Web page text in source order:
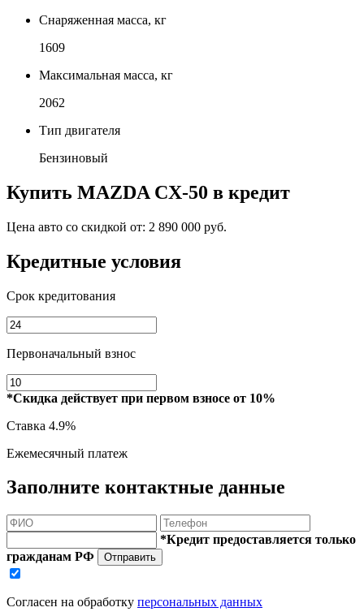
Снаряженная масса, кг
1609
Максимальная масса, кг
2062
Тип двигателя
Бензиновый
Купить MAZDA CX-50 в кредит
Цена авто со скидкой от: 2 890 000 руб.
Кредитные условия
Срок кредитования
Первоначальный взнос
*Скидка действует при первом взносе от 10%
Ставка 4.9%
Ежемесячный платеж
Заполните контактные данные
*Кредит предоставляется только
гражданам РФ
Отправить
Согласен на обработку персональных данных